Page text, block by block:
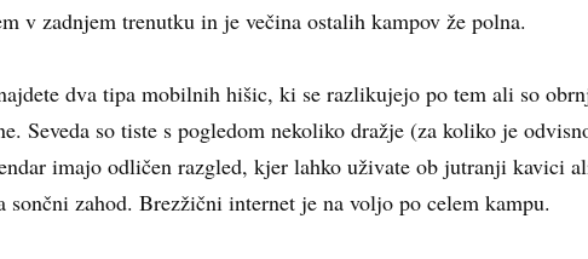
v zadnjem trenutku in je večina ostalih kampov že polna.
dva tipa mobilnih hišic, ki se razlikujejo po tem ali so
Seveda so tiste s pogledom nekoliko dražje (za koliko je
imajo odličen razgled, kjer lahko uživate ob jutranji kavici
sončni zahod. Brezžični internet je na voljo po celem kampu.